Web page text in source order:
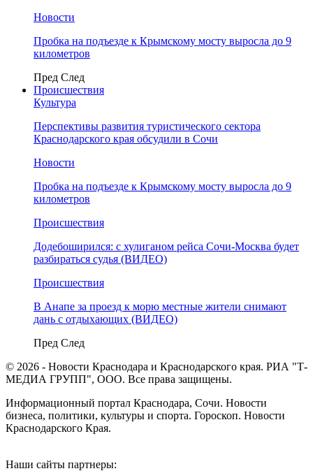
Новости
Пробка на подъезде к Крымскому мосту выросла до 9
километров
Пред След
Происшествия
Культура
Перспективы развития туристического сектора
Краснодарского края обсудили в Сочи
Новости
Пробка на подъезде к Крымскому мосту выросла до 9
километров
Происшествия
Додебоширился: с хулиганом рейса Сочи-Москва будет
разбираться судья (ВИДЕО)
Происшествия
В Анапе за проезд к морю местные жители снимают
дань с отдыхающих (ВИДЕО)
Пред След
© 2026 - Новости Краснодара и Краснодарского края. РИА "Т-
МЕДИА ГРУПП", ООО. Все права защищены.
Информационный портал Краснодара, Сочи. Новости
бизнеса, политики, культуры и спорта. Гороскоп. Новости
Краснодарского Края.
Наши сайты партнеры: